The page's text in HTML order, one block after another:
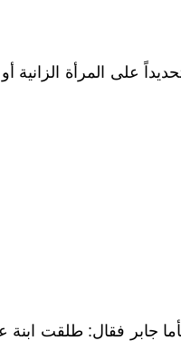
على المرأة
فقال: طلقت ابنة